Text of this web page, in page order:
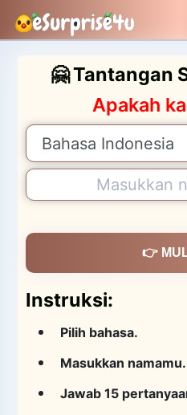
🤗 Tantangan
Apakah
👉
Instruksi:
Pilih bahasa.
Masukkan namamu.
Jawab 15